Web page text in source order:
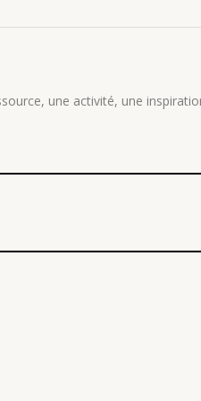
une activité, une